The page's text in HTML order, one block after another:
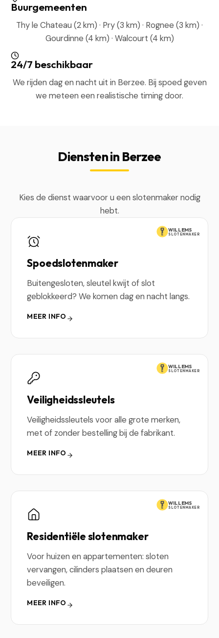
Buurgemeenten
Thy le Chateau (2 km) · Pry (3 km) · Rognee (3 km) ·
Gourdinne (4 km) · Walcourt (4 km)
24/7 beschikbaar
We rijden dag en nacht uit in Berzee. Bij spoed geven
we meteen een realistische timing door.
Diensten in Berzee
Kies de dienst waarvoor u een slotenmaker nodig
hebt.
WILLEMS
SLOTENMAKER
Spoedslotenmaker
Buitengesloten, sleutel kwijt of slot
geblokkeerd? We komen dag en nacht langs.
MEER INFO
WILLEMS
SLOTENMAKER
Veiligheidssleutels
Veiligheidssleutels voor alle grote merken,
met of zonder bestelling bij de fabrikant.
MEER INFO
WILLEMS
SLOTENMAKER
Residentiële slotenmaker
Voor huizen en appartementen: sloten
vervangen, cilinders plaatsen en deuren
beveiligen.
MEER INFO